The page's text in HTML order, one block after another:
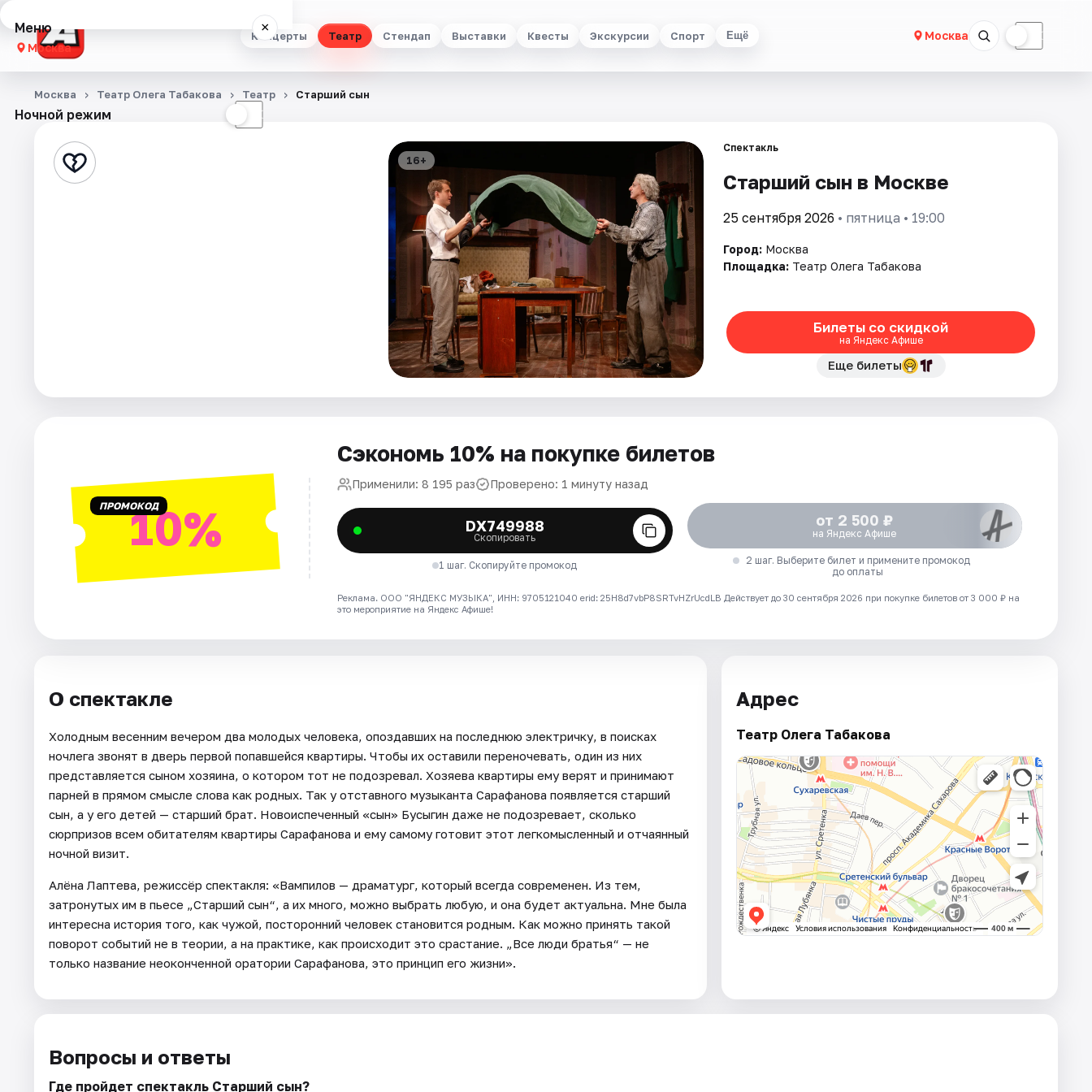
Концерты Театр Стендап Выставки Квесты Экскурсии Спорт Ещё Москва ☾
Меню ×
Москва
Концерты
Стендап
Артисты
Рейтинги
Ночной режим ☾
Москва Театр Олега Табакова Театр Старший сын
16+
Спектакль
Старший сын в Москве
25 сентября 2026 • пятница • 19:00
Город: Москва
Площадка: Театр Олега Табакова
Билеты со скидкой
на Яндекс Афише
Еще билеты
ПРОМОКОД10%
Сэкономь 10% на покупке билетов
Применили: 8 195 раз Проверено: 1 минуту назад
DX749988
Скопировать
1 шаг. Скопируйте промокод
от 2 500 ₽
на Яндекс Афише
2 шаг. Выберите билет и примените промокод
до оплаты
Реклама. ООО "ЯНДЕКС МУЗЫКА", ИНН: 9705121040 erid: 25H8d7vbP8SRTvHZrUcdLB Действует до 30 сентября 2026 при покупке билетов от 3 000 ₽ на
это мероприятие на Яндекс Афише!
О спектакле
Холодным весенним вечером два молодых человека, опоздавших на последнюю электричку, в поисках
ночлега звонят в дверь первой попавшейся квартиры. Чтобы их оставили переночевать, один из них
представляется сыном хозяина, о котором тот не подозревал. Хозяева квартиры ему верят и принимают
парней в прямом смысле слова как родных. Так у отставного музыканта Сарафанова появляется старший
сын, а у его детей — старший брат. Новоиспеченный «сын» Бусыгин даже не подозревает, сколько
сюрпризов всем обитателям квартиры Сарафанова и ему самому готовит этот легкомысленный и отчаянный
ночной визит.
Алёна Лаптева, режиссёр спектакля: «Вампилов — драматург, который всегда современен. Из тем,
затронутых им в пьесе „Старший сын“, а их много, можно выбрать любую, и она будет актуальна. Мне была
интересна история того, как чужой, посторонний человек становится родным. Как можно принять такой
поворот событий не в теории, а на практике, как происходит это срастание. „Все люди братья“ — не
только название неоконченной оратории Сарафанова, это принцип его жизни».
Адрес
Театр Олега Табакова
Вопросы и ответы
Где пройдет спектакль Старший сын?